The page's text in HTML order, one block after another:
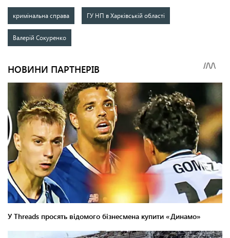
кримінальна справа ГУ НП в Харківській області
Валерій Сокуренко